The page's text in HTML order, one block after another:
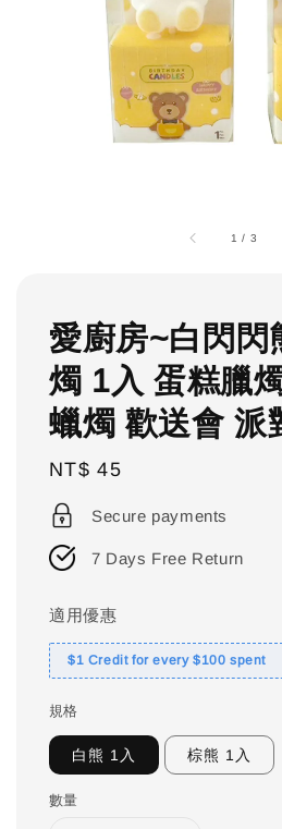
1 / 3
愛廚房~白閃閃
燭 1入 蛋糕臘
蠟燭 歡送會 派
Regular
price
NT$ 45
Secure payments
7 Days Free Return
適用優惠
$1 Credit for every $100 spent
規格
白熊 1入 棕熊 1入
數量